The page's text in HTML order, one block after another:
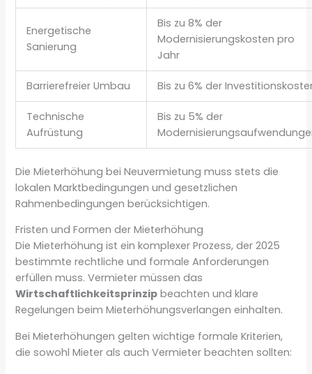
Energetische
Sanierung
Bis zu 8% der
Modernisierungskosten pro
Jahr
Barrierefreier Umbau Bis zu 6% der
Technische
Aufrüstung
Bis zu 5% der
Die Mieterhöhung bei Neuvermietung muss stets die
lokalen Marktbedingungen und gesetzlichen
Rahmenbedingungen berücksichtigen.
Fristen und Formen der Mieterhöhung
Die Mieterhöhung ist ein komplexer Prozess, der 2025
bestimmte rechtliche und formale Anforderungen
erfüllen muss. Vermieter müssen das
Wirtschaftlichkeitsprinzip beachten und klare
Regelungen beim Mieterhöhungsverlangen einhalten.
Bei Mieterhöhungen gelten wichtige formale Kriterien,
die sowohl Mieter als auch Vermieter beachten sollten: